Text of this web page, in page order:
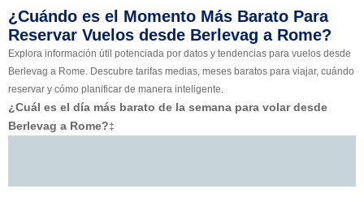
¿Cuándo es el Momento Más Barato Para
Reservar Vuelos desde Berlevag a Rome?
Explora información útil potenciada por datos y tendencias para vuelos desde
Berlevag a Rome. Descubre tarifas medias, meses baratos para viajar, cuándo
reservar y cómo planificar de manera inteligente.
¿Cuál es el día más barato de la semana para volar desde
Berlevag a Rome?‡